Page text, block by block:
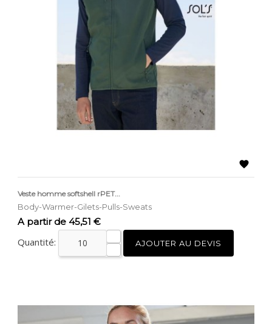

Veste homme softshell rPET...
Body-Warmer-Gilets-Pulls-Sweats
Prix
A partir de 45,51 €
Quantité: AJOUTER AU DEVIS